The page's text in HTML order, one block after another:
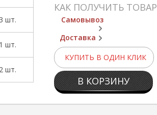
КАК ПОЛУЧИТЬ ТОВАР
Самовывоз
Доставка
КУПИТЬ В ОДИН КЛИК
В КОРЗИНУ
3 шт.
1 шт.
2 шт.